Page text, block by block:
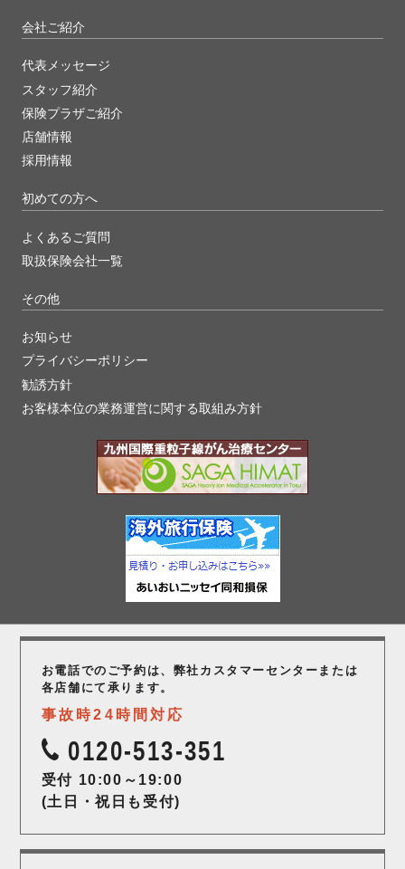
会社ご紹介
代表メッセージ
スタッフ紹介
保険プラザご紹介
店舗情報
採用情報
初めての方へ
よくあるご質問
取扱保険会社一覧
その他
お知らせ
プライバシーポリシー
勧誘方針
お客様本位の業務運営に関する取組み方針
お電話でのご予約は、弊社カスタマーセンター または
各店舗にて承ります。
事故時24時間対応
0120-513-351
受付 10:00～19:00
(土日・祝日も受付)